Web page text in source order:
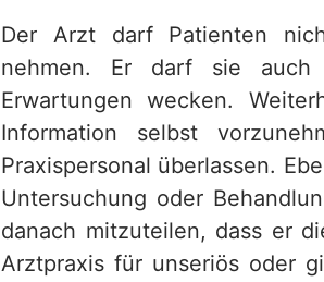
Der Arzt darf Patienten
nehmen. Er darf sie
Erwartungen wecken.
Information selbst
Praxispersonal überlassen.
Untersuchung oder
danach mitzuteilen, dass er
Arztpraxis für unseriös oder